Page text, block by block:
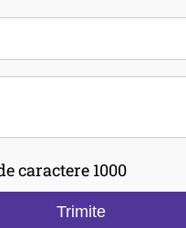
caractere 1000
Trimite